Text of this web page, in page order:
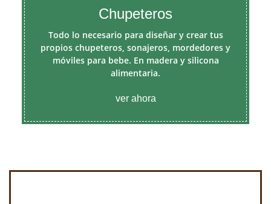
Chupeteros
Todo lo necesario para diseñar y crear tus
propios chupeteros, sonajeros, mordedores y
móviles para bebe. En madera y silicona
alimentaria.
ver ahora